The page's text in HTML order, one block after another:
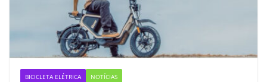
BICICLETA ELÉTRICA NOTÍCIAS